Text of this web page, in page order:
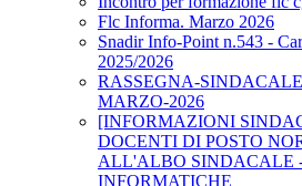
Flc Informa. Marzo 2026
Snadir Info-Point n.543 -
2025/2026
RASSEGNA-
MARZO-2026
[INFORMAZIONI
DOCENTI DI POSTO
ALL'ALBO SINDACALE
INFORMATICHE